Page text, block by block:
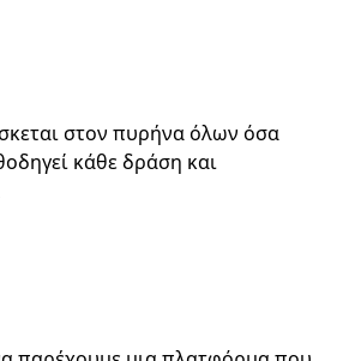
στον πυρήνα όλων όσα
κάθε δράση και